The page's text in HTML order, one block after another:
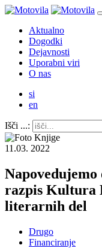
Aktualno
Dogodki
Dejavnosti
Uporabni viri
O nas
si
en
Išči ...:
11.03. 2022
razpis Kultura
literarnih del
Drugo
Financiranje